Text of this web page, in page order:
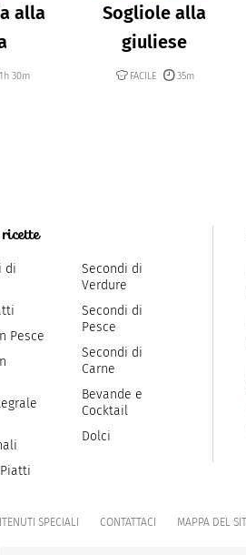
alla
1h 30m
Sogliole alla
giuliese
FACILE 35m
di
Pesce
Secondi di
Verdure
Secondi di
Pesce
Secondi di
Carne
Bevande e
Cocktail
Dolci
SPECIALI CONTATTACI MAPPA DEL